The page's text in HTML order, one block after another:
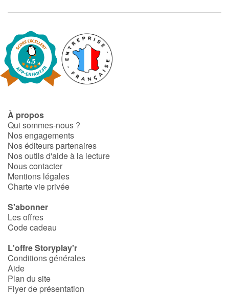
Dyslexie, troubles de la lecture
Nos listes de lecture
Coups de coeur
À propos
Qui sommes-nous ?
Nos engagements
Nos éditeurs partenaires
Nos outils d'aide à la lecture
Nous contacter
Mentions légales
Charte vie privée
S'abonner
Les offres
Code cadeau
L'offre Storyplay'r
Conditions générales
Aide
Plan du site
Flyer de présentation